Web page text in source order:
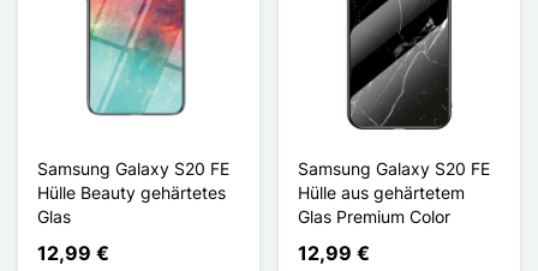
Samsung Galaxy S20 FE
Hülle Beauty gehärtetes
Glas
12,99 €
Samsung Galaxy S20 FE
Hülle aus gehärtetem
Glas Premium Color
12,99 €